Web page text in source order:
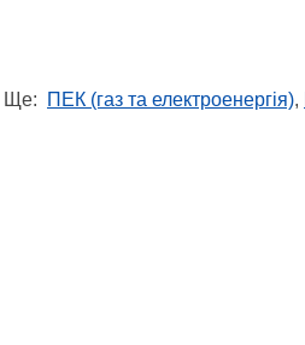
Ще: ПЕК (газ та електроенергія),